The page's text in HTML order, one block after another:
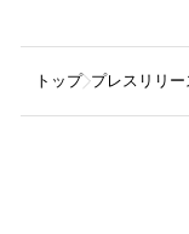
トップ プレスリリー